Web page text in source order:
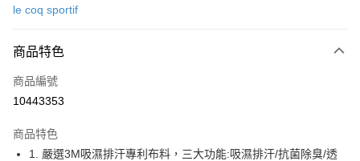
LINE Pay
Apple Pay
悠遊付
le coq sportif
商品特色
商品編號
10443353
商品特色
1. 嚴選3M吸濕排汗專利布料，三大功能:吸濕排汗/抗菌除臭/透